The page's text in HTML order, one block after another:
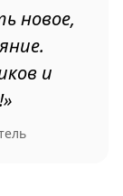
новое,
и